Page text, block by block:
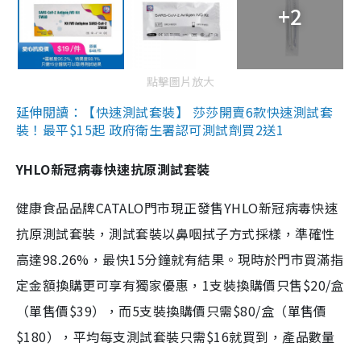
+2
點擊圖片放大
延伸閱讀：【快速測試套裝】 莎莎開賣6款快速測試套
裝！最平$15起 政府衛生署認可測試劑買2送1
YHLO新冠病毒快速抗原測試套裝
健康食品品牌CATALO門市現正發售YHLO新冠病毒快速
抗原測試套裝，測試套裝以鼻咽拭子方式採樣，準確性
高達98.26%，最快15分鐘就有結果。現時於門市買滿指
定金額換購更可享有獨家優惠，1支裝換購價只售$20/盒
（單售價$39），而5支裝換購價只需$80/盒（單售價
$180），平均每支測試套裝只需$16就買到，產品數量